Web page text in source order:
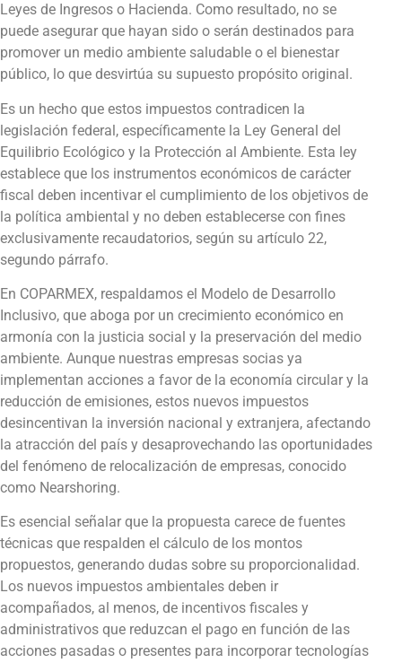
Leyes de Ingresos o Hacienda. Como resultado, no se
puede asegurar que hayan sido o serán destinados para
promover un medio ambiente saludable o el bienestar
público, lo que desvirtúa su supuesto propósito original.
Es un hecho que estos impuestos contradicen la
legislación federal, específicamente la Ley General del
Equilibrio Ecológico y la Protección al Ambiente. Esta ley
establece que los instrumentos económicos de carácter
fiscal deben incentivar el cumplimiento de los objetivos de
la política ambiental y no deben establecerse con fines
exclusivamente recaudatorios, según su artículo 22,
segundo párrafo.
En COPARMEX, respaldamos el Modelo de Desarrollo
Inclusivo, que aboga por un crecimiento económico en
armonía con la justicia social y la preservación del medio
ambiente. Aunque nuestras empresas socias ya
implementan acciones a favor de la economía circular y la
reducción de emisiones, estos nuevos impuestos
desincentivan la inversión nacional y extranjera, afectando
la atracción del país y desaprovechando las oportunidades
del fenómeno de relocalización de empresas, conocido
como Nearshoring.
Es esencial señalar que la propuesta carece de fuentes
técnicas que respalden el cálculo de los montos
propuestos, generando dudas sobre su proporcionalidad.
Los nuevos impuestos ambientales deben ir
acompañados, al menos, de incentivos fiscales y
administrativos que reduzcan el pago en función de las
acciones pasadas o presentes para incorporar tecnologías